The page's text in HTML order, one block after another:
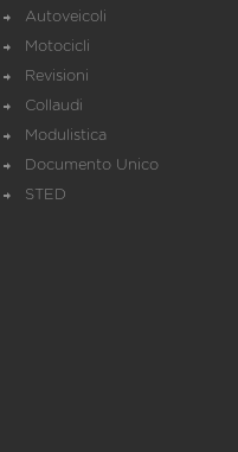
Autoveicoli
Motocicli
Revisioni
Collaudi
Modulistica
Documento Unico
STED